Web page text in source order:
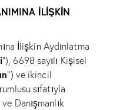
İLİŞKİN
İlişkin Aydınlatma
”), 6698 sayılı Kişisel
”) ve ikincil
sıfatıyla
Danışmanlık